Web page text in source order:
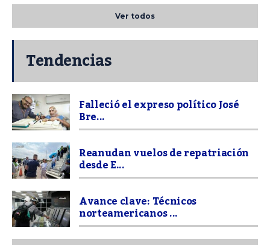
Ver todos
Tendencias
Falleció el expreso político José
Bre...
Reanudan vuelos de repatriación
desde E...
Avance clave: Técnicos
norteamericanos ...